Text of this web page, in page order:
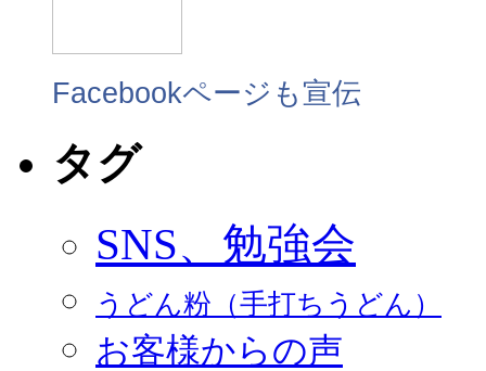
Facebookページも宣伝
タグ
SNS、勉強会
うどん粉（手打ちうどん）
お客様からの声